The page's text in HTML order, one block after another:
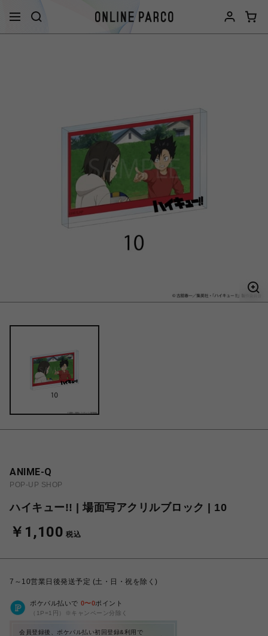
ANIME-Q
POP-UP SHOP
ハイキュー!! | 場面写アクリルブロック | 10
￥1,100 税込
7～10営業日後発送予定 (土・日・祝を除く)
ポケパル払いで 0〜0ポイント
（1P=1円）※キャンペーン分除く
会員登録後、ポケパル払い初回登録&利用で